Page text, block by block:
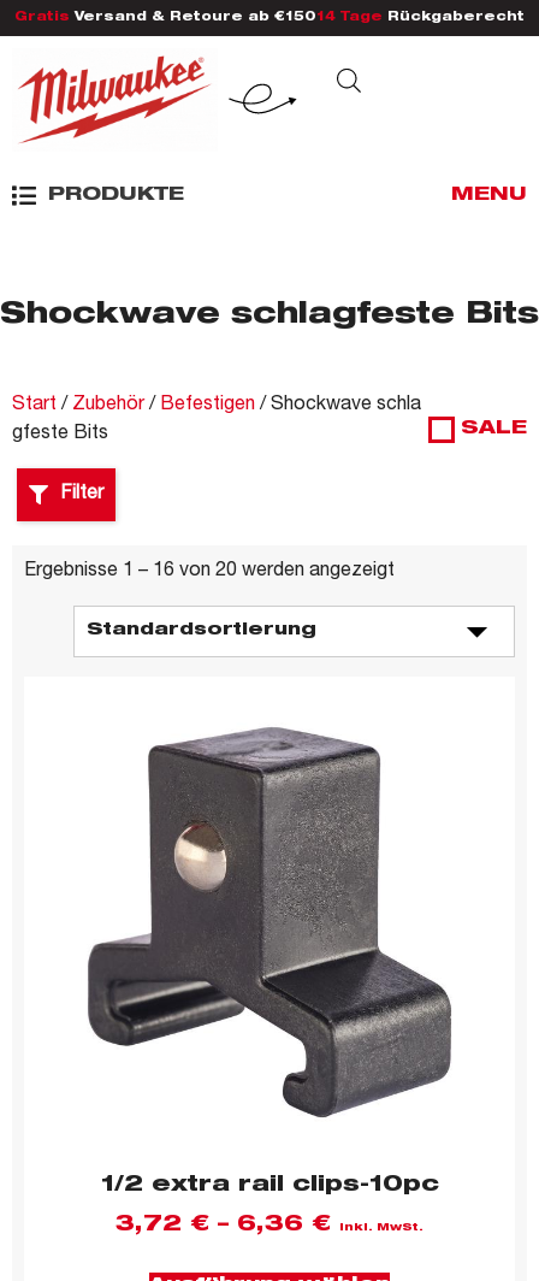
Gratis Versand & Retoure ab €150 14 Tage Rückgaberecht
PRODUKTE MENU
Shockwave schlagfeste Bits
Start / Zubehör/ Befestigen / Shockwave schla
gfeste Bits
SALE
Filter
Ergebnisse 1 – 16 von 20 werden angezeigt
1/2 extra rail clips-10pc
3,72 € – 6,36 € inkl. MwSt.